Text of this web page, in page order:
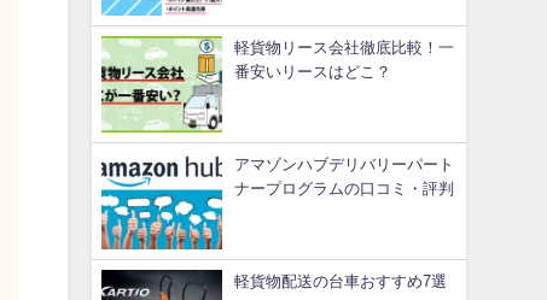
軽貨物リース会社徹底比較！一
番安いリースはどこ？
アマゾンハブデリバリーパート
ナープログラムの口コミ・評判
軽貨物配送の台車おすすめ7選